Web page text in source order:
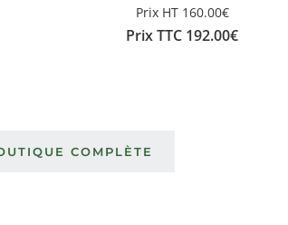
Prix HT 160.00€
Prix TTC 192.00€
COMPLÈTE